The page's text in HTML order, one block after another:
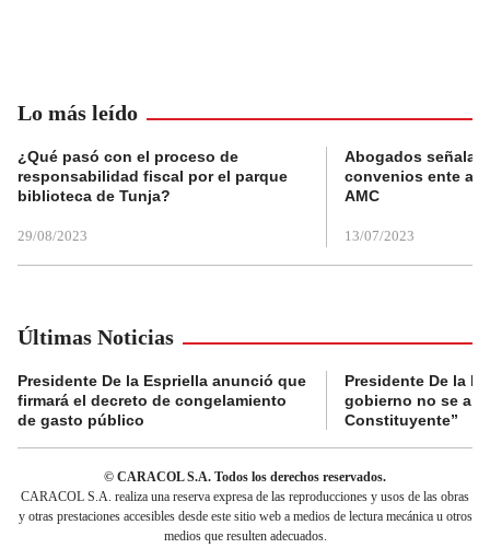
Lo más leído
¿Qué pasó con el proceso de
responsabilidad fiscal por el parque
biblioteca de Tunja?
29/08/2023
Abogados
convenios ente
AMC
13/07/2023
Últimas Noticias
Presidente De la Espriella anunció que
firmará el decreto de congelamiento
de gasto público
Presidente De la
gobierno no se
Constituyente”
© CARACOL S.A. Todos los derechos reservados.
CARACOL S.A. realiza una reserva expresa de las reproducciones y usos de las obras
y otras prestaciones accesibles desde este sitio web a medios de lectura mecánica u otros
medios que resulten adecuados.